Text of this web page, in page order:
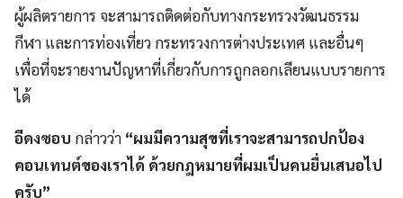
ผู้ผลิตรายการ จะสามารถติดต่อกับทางกระทรวงวัฒนธรรม
กีฬา และการท่องเที่ยว กระทรวงการต่างประเทศ และอื่นๆ
เพื่อที่จะรายงานปัญหาที่เกี่ยวกับการถูกลอกเลียนแบบรายการ
ได้
อีดงซอบ กล่าวว่า “ผมมีความสุขที่เราจะสามารถปกป้อง
คอนเทนต์ของเราได้ ด้วยกฎหมายที่ผมเป็นคนยื่นเสนอไป
ครับ”